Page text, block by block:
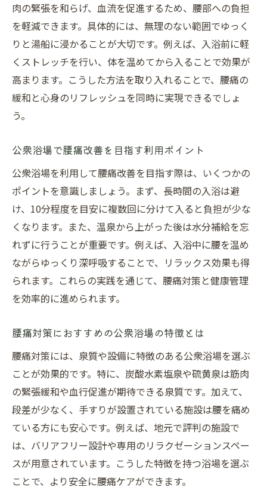
肉の緊張を和らげ、血流を促進するため、腰部への負担
を軽減できます。具体的には、無理のない範囲でゆっく
りと湯船に浸かることが大切です。例えば、入浴前に軽
くストレッチを行い、体を温めてから入ることで効果が
高まります。こうした方法を取り入れることで、腰痛の
緩和と心身のリフレッシュを同時に実現できるでしょ
う。
公衆浴場で腰痛改善を目指す利用ポイント
公衆浴場を利用して腰痛改善を目指す際は、いくつかの
ポイントを意識しましょう。まず、長時間の入浴は避
け、10分程度を目安に複数回に分けて入ると負担が少な
くなります。また、温泉から上がった後は水分補給を忘
れずに行うことが重要です。例えば、入浴中に腰を温め
ながらゆっくり深呼吸することで、リラックス効果も得
られます。これらの実践を通じて、腰痛対策と健康管理
を効率的に進められます。
腰痛対策におすすめの公衆浴場の特徴とは
腰痛対策には、泉質や設備に特徴のある公衆浴場を選ぶ
ことが効果的です。特に、炭酸水素塩泉や硫黄泉は筋肉
の緊張緩和や血行促進が期待できる泉質です。加えて、
段差が少なく、手すりが設置されている施設は腰を痛め
ている方にも安心です。例えば、地元で評判の施設で
は、バリアフリー設計や専用のリラクゼーションスペー
スが用意されています。こうした特徴を持つ浴場を選ぶ
ことで、より安全に腰痛ケアができます。